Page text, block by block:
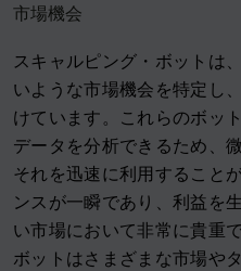
市場機会
スキャルピング・ボットは
いような市場機会を特定し
けています。これらのボッ
データを分析できるため、
それを迅速に利用すること
ンスが一瞬であり、利益を
い市場において非常に貴重
ボットはさまざまな市場や